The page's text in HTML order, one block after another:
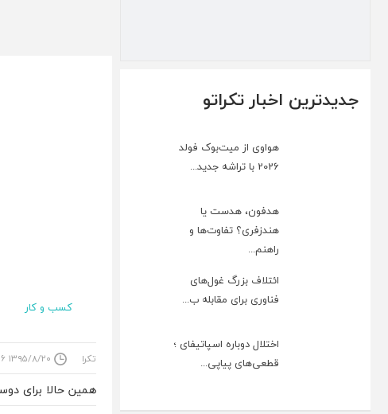
جدیدترین اخبار تکراتو
هواوی از میت‌بوک فولد
2026 با تراشه جدید...
هدفون، هدست یا
هندزفری؟ تفاوت‌ها و
راهنم...
ائتلاف بزرگ غول‌های
فناوری برای مقابله ب...
اختلال دوباره اسپاتیفای ؛
قطعی‌های پیاپی...
کسب و کار
تکرا ۱۳۹۵/۸/۲۰ ۲۰:۰۰:۲۶
همین حالا برای